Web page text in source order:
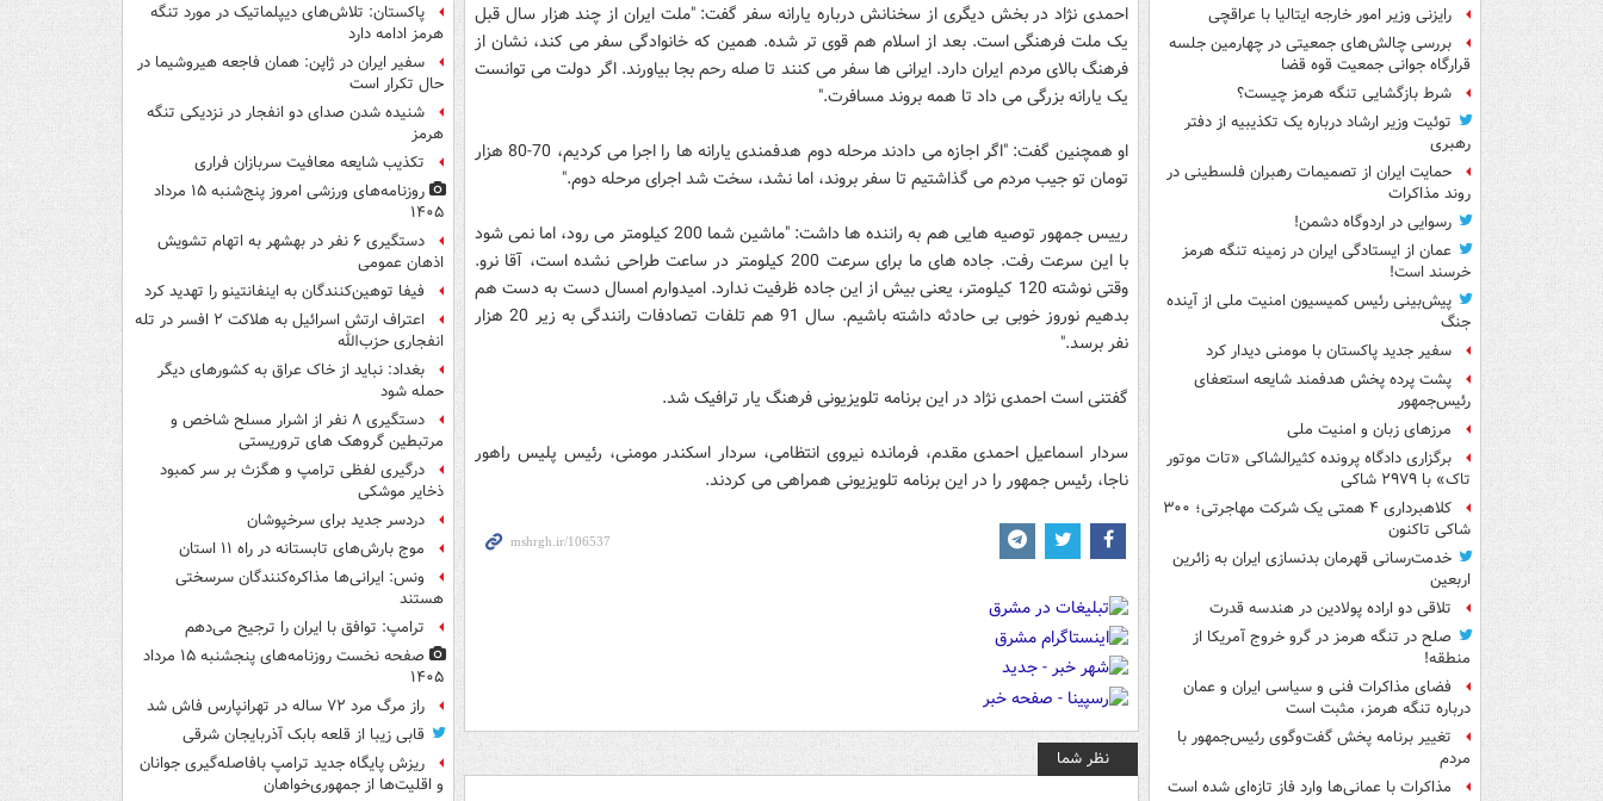
رایزنی وزیر امور خارجه ایتالیا با عراقچی
بررسی چالش‌های جمعیتی در چهارمین جلسه
قرارگاه جوانی جمعیت قوه قضا
شرط بازگشایی تنگه هرمز چیست؟
توئیت وزیر ارشاد درباره یک تکذیبیه از دفتر
رهبری
حمایت ایران از تصمیمات رهبران فلسطینی در
روند مذاکرات
رسوایی در اردوگاه دشمن!
عمان از ایستادگی ایران در زمینه تنگه هرمز
خرسند است!
پیش‌بینی رئیس کمیسیون امنیت ملی از آینده
جنگ
سفیر جدید پاکستان با مومنی دیدار کرد
پشت پرده پخش هدفمند شایعه استعفای
رئیس‌جمهور
مرزهای زبان و امنیت ملی
برگزاری دادگاه پرونده کثیرالشاکی «تات موتور
تاک» با ۲۹۷۹ شاکی
کلاهبرداری ۴ همتی یک شرکت مهاجرتی؛ ۳۰۰
شاکی تاکنون
خدمت‌رسانی قهرمان بدنسازی ایران به زائرین
اربعین
تلاقی دو اراده پولادین در هندسه قدرت
صلح در تنگه هرمز در گرو خروج آمریکا از
منطقه!
فضای مذاکرات فنی و سیاسی ایران و عمان
درباره تنگه هرمز، مثبت است
تغییر برنامه پخش گفت‌وگوی رئیس‌جمهور با
مردم
مذاکرات با عمانی‌ها وارد فاز تازه‌ای شده است
احمدی نژاد در بخش دیگری از سخنانش درباره یارانه سفر گفت: "ملت ایران از چند هزار سال قبل
یک ملت فرهنگی است. بعد از اسلام هم قوی تر شده. همین که خانوادگی سفر می کند، نشان از
فرهنگ بالای مردم ایران دارد. ایرانی ها سفر می کنند تا صله رحم بجا بیاورند. اگر دولت می توانست
یک یارانه بزرگی می داد تا همه بروند مسافرت."
او همچنین گفت: "اگر اجازه می دادند مرحله دوم هدفمندی یارانه ها را اجرا می کردیم، 70-80 هزار
تومان تو جیب مردم می گذاشتیم تا سفر بروند، اما نشد، سخت شد اجرای مرحله دوم."
رییس جمهور توصیه هایی هم به راننده ها داشت: "ماشین شما 200 کیلومتر می رود، اما نمی شود
با این سرعت رفت. جاده های ما برای سرعت 200 کیلومتر در ساعت طراحی نشده است، آقا نرو.
وقتی نوشته 120 کیلومتر، یعنی بیش از این جاده ظرفیت ندارد. امیدوارم امسال دست به دست هم
بدهیم نوروز خوبی بی حادثه داشته باشیم. سال 91 هم تلفات تصادفات رانندگی به زیر 20 هزار
نفر برسد."
گفتنی است احمدی نژاد در این برنامه تلویزیونی فرهنگ یار ترافیک شد.
سردار اسماعیل احمدی مقدم، فرمانده نیروی انتظامی، سردار اسکندر مومنی، رئیس پلیس راهور
ناجا، رئیس جمهور را در این برنامه تلویزیونی همراهی می کردند.
نظر شما
پاکستان: تلاش‌های دیپلماتیک در مورد تنگه
هرمز ادامه دارد
سفیر ایران در ژاپن: همان فاجعه هیروشیما در
حال تکرار است
شنیده شدن صدای دو انفجار در نزدیکی تنگه
هرمز
تکذیب شایعه معافیت سربازان فراری
روزنامه‌های ورزشی امروز پنج‌شنبه ۱۵ مرداد
۱۴۰۵
دستگیری ۶ نفر در بهشهر به اتهام تشویش
اذهان عمومی
فیفا توهین‌کنندگان به اینفانتینو را تهدید کرد
اعتراف ارتش اسرائیل به هلاکت ۲ افسر در تله
انفجاری حزب‌الله
بغداد: نباید از خاک عراق به کشورهای دیگر
حمله شود
دستگیری ۸ نفر از اشرار مسلح شاخص و
مرتبطین گروهک های تروریستی
درگیری لفظی ترامپ و هگزث بر سر کمبود
ذخایر موشکی
دردسر جدید برای سرخپوشان
موج بارش‌های تابستانه در راه ۱۱ استان
ونس: ایرانی‌ها مذاکره‌کنندگان سرسختی
هستند
ترامپ: توافق با ایران را ترجیح می‌دهم
صفحه نخست روزنامه‌های پنجشنبه ۱۵ مرداد
۱۴۰۵
راز مرگ مرد ۷۲ ساله در تهرانپارس فاش شد
قابی زیبا از قلعه بابک آذربایجان شرقی
ریزش پایگاه جدید ترامپ بافاصله‌گیری جوانان
و اقلیت‌ها از جمهوری‌خواهان